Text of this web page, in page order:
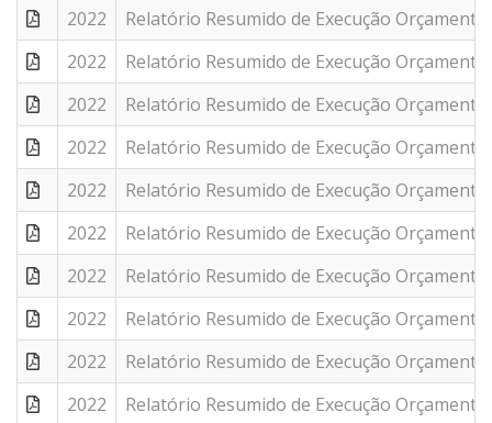
2022
Relatório Resumido de Execução
2022
Relatório Resumido de Execução
2022
Relatório Resumido de Execução
2022
Relatório Resumido de Execução
2022
Relatório Resumido de Execução
2022
Relatório Resumido de Execução
2022
Relatório Resumido de Execução
2022
Relatório Resumido de Execução
2022
Relatório Resumido de Execução
2022
Relatório Resumido de Execução